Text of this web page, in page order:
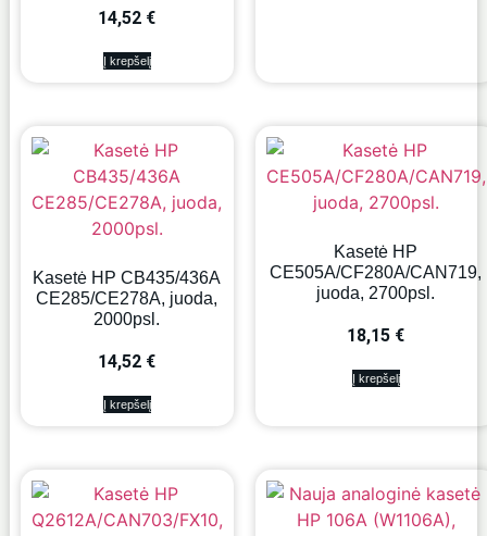
14,52 €
Į krepšelį
Kasetė HP CB435/436A
CE285/CE278A, juoda,
2000psl.
14,52 €
Į krepšelį
Kasetė HP
CE505A/CF280A/CAN719,
juoda, 2700psl.
18,15 €
Į krepšelį